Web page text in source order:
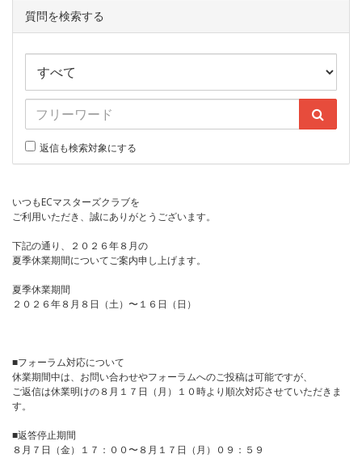
質問を検索する
返信も検索対象にする
いつもECマスターズクラブを
ご利用いただき、誠にありがとうございます。
下記の通り、２０２６年８月の
夏季休業期間についてご案内申し上げます。
夏季休業期間
２０２６年８月８日（土）〜１６日（日）
■フォーラム対応について
休業期間中は、お問い合わせやフォーラムへのご投稿は可能ですが、
ご返信は休業明けの８月１７日（月）１０時より順次対応させていただきま
す。
■返答停止期間
８月７日（金）１７：００〜８月１７日（月）０９：５９